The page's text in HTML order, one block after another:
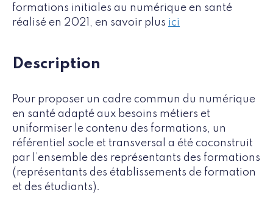
formations initiales au numérique en santé
réalisé en 2021, en savoir plus ici
Description
Pour proposer un cadre commun du numérique
en santé adapté aux besoins métiers et
uniformiser le contenu des formations, un
référentiel socle et transversal a été coconstruit
par l’ensemble des représentants des formations
(représentants des établissements de formation
et des étudiants).